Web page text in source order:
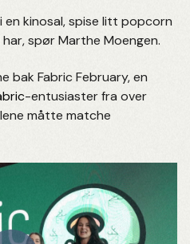
en kinosal, spise litt popcorn
spør Marthe Moengen.
bak Fabric February, en
-entusiaster fra over
måtte matche